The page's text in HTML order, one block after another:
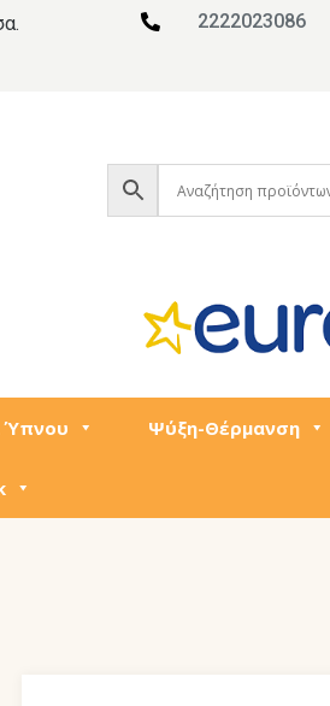
 2222023086
Ύπνου Ψύξη-Θέρμανση